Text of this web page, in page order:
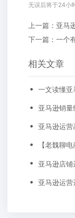
无误后将于24小
相关文章
一文读懂亚
亚马逊销
亚马逊运
【老魏聊
亚马逊店铺
亚马逊运